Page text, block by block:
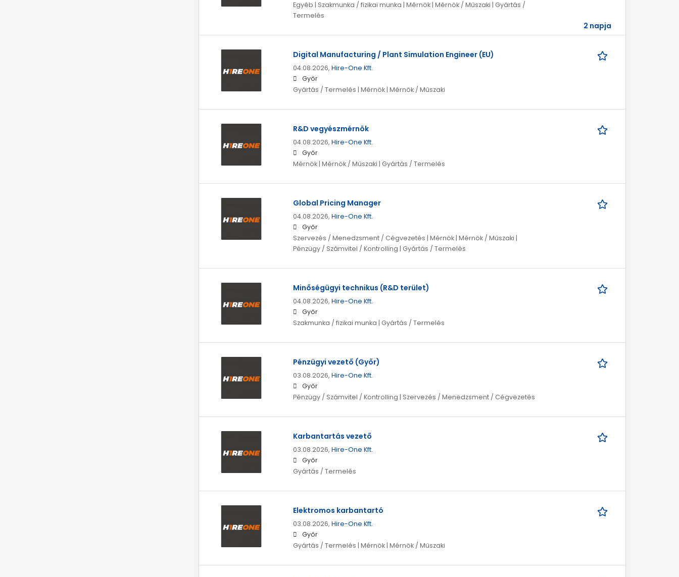
Egyéb | Szakmunka / fizikai munka | Mérnök | Mérnök / Műszaki | Gyártás /
Termelés
2 napja
Digital Manufacturing / Plant Simulation Engineer (EU)
04.08.2026, Hire-One Kft.
Győr
Gyártás / Termelés | Mérnök | Mérnök / Műszaki
R&D vegyészmérnök
04.08.2026, Hire-One Kft.
Győr
Mérnök | Mérnök / Műszaki | Gyártás / Termelés
Global Pricing Manager
04.08.2026, Hire-One Kft.
Győr
Szervezés / Menedzsment / Cégvezetés | Mérnök | Mérnök / Műszaki |
Pénzügy / Számvitel / Kontrolling | Gyártás / Termelés
Minőségügyi technikus (R&D terület)
04.08.2026, Hire-One Kft.
Győr
Szakmunka / fizikai munka | Gyártás / Termelés
Pénzügyi vezető (Győr)
03.08.2026, Hire-One Kft.
Győr
Pénzügy / Számvitel / Kontrolling | Szervezés / Menedzsment / Cégvezetés
Karbantartás vezető
03.08.2026, Hire-One Kft.
Győr
Gyártás / Termelés
Elektromos karbantartó
03.08.2026, Hire-One Kft.
Győr
Gyártás / Termelés | Mérnök | Mérnök / Műszaki